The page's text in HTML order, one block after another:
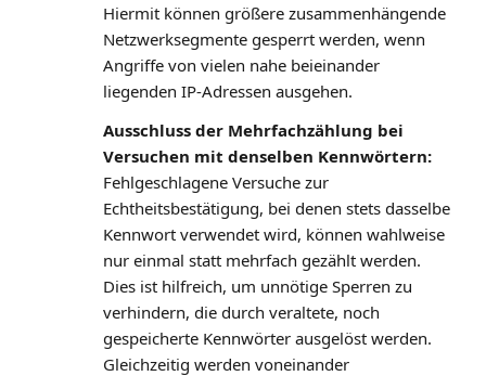
Hiermit können größere zusammenhängende
Netzwerksegmente gesperrt werden, wenn
Angriffe von vielen nahe beieinander
liegenden IP-Adressen ausgehen.
Ausschluss der Mehrfachzählung bei
Versuchen mit denselben Kennwörtern:
Fehlgeschlagene Versuche zur
Echtheitsbestätigung, bei denen stets dasselbe
Kennwort verwendet wird, können wahlweise
nur einmal statt mehrfach gezählt werden.
Dies ist hilfreich, um unnötige Sperren zu
verhindern, die durch veraltete, noch
gespeicherte Kennwörter ausgelöst werden.
Gleichzeitig werden voneinander